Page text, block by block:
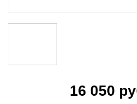
16 050